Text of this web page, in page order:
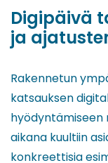
Digipäivä
ja
Rakennetun
katsauksen
hyödyntämiseen
aikana kuultiin
konkreettisia